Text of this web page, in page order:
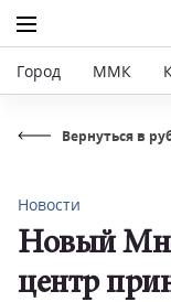
Город ММК
Вернуться в
Новости
Новый
центр